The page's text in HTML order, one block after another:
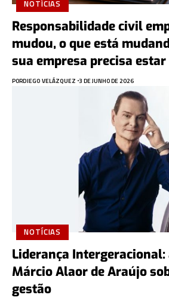
NOTÍCIAS
Responsabilidade civil
mudou, o que está
sua empresa precisa
PORDIEGO VELÁZQUEZ 3 DE JUNHO DE 2026
NOTÍCIAS
Liderança Intergeracional:
Márcio Alaor de Araújo
gestão